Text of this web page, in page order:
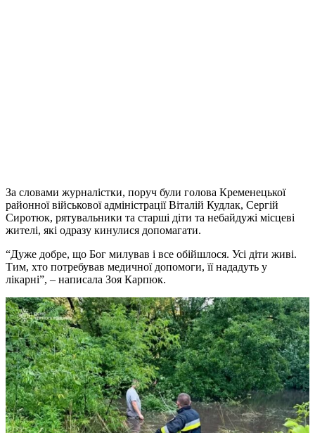
За словами журналістки, поруч були голова Кременецької
районної військової адміністрації Віталій Кудлак, Сергій
Сиротюк, рятувальники та старші діти та небайдужі місцеві
жителі, які одразу кинулися допомагати.
“Дуже добре, що Бог милував і все обійшлося. Усі діти живі.
Тим, хто потребував медичної допомоги, її нададуть у
лікарні”, – написала Зоя Карпюк.